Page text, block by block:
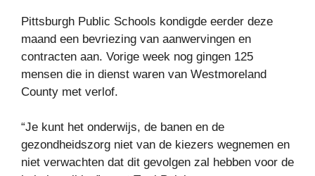
Pittsburgh Public Schools kondigde eerder deze
maand een bevriezing van aanwervingen en
contracten aan. Vorige week nog gingen 125
mensen die in dienst waren van Westmoreland
County met verlof.
“Je kunt het onderwijs, de banen en de
gezondheidszorg niet van de kiezers wegnemen en
niet verwachten dat dit gevolgen zal hebben voor de